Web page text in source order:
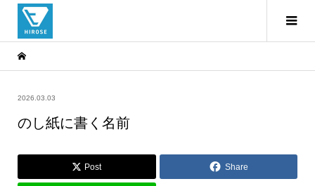
2026.03.03
のし紙に書く名前
Post Share